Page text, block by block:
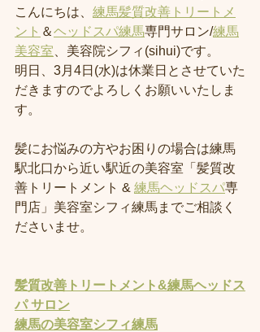
こんにちは、 練馬髪質改善トリートメ
ント ＆ヘッドスパ練馬専門サロン/練馬
美容室 、美容院シフィ(sihui)です。
明日、3月4日(水)は休業日とさせていた
だきますのでよろしくお願いいたしま
す。
髪にお悩みの方やお困りの場合は練馬
駅北口から近い駅近の美容室「髪質改
善トリートメント & 練馬ヘッドスパ専
門店」美容室シフィ練馬までご相談く
ださいませ。
髪質改善トリートメント&練馬ヘッドス
パ サロン
練馬の美容室シフィ練馬